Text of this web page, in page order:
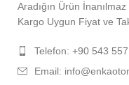
Aradığın Ürün
Kargo Uygun Fiyat ve
Telefon: +90 543
Email: